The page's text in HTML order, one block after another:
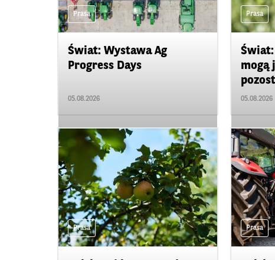
Prasa
Świat: Wystawa Ag
Progress Days
05.08.2026
Prasa
Świat:
mogą
05.08.2026
Prasa Prasa